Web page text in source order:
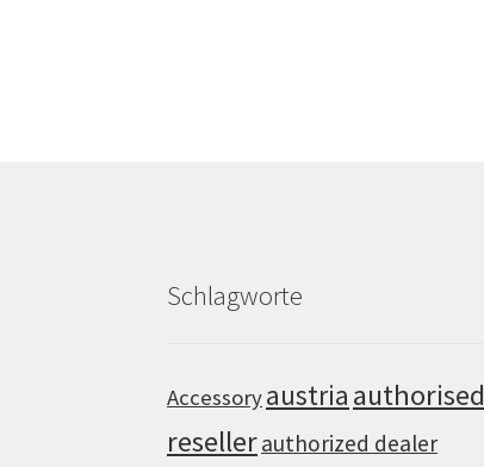
Schlagworte
Accessoryaustria authorised
resellerauthorized dealer